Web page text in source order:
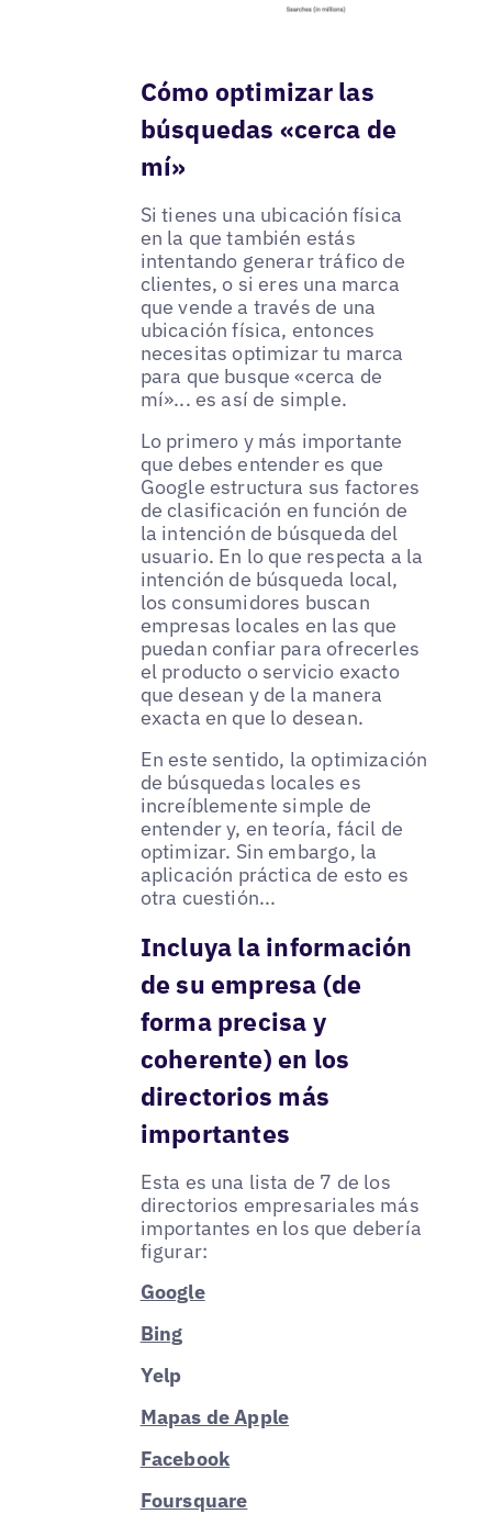
Cómo optimizar las
búsquedas «cerca de
mí»
Si tienes una ubicación física
en la que también estás
intentando generar tráfico de
clientes, o si eres una marca
que vende a través de una
ubicación física, entonces
necesitas optimizar tu marca
para que busque «cerca de
mí»... es así de simple.
Lo primero y más importante
que debes entender es que
Google estructura sus factores
de clasificación en función de
la intención de búsqueda del
usuario. En lo que respecta a la
intención de búsqueda local,
los consumidores buscan
empresas locales en las que
puedan confiar para ofrecerles
el producto o servicio exacto
que desean y de la manera
exacta en que lo desean.
En este sentido, la optimización
de búsquedas locales es
increíblemente simple de
entender y, en teoría, fácil de
optimizar. Sin embargo, la
aplicación práctica de esto es
otra cuestión...
Incluya la información
de su empresa (de
forma precisa y
coherente) en los
directorios más
importantes
Esta es una lista de 7 de los
directorios empresariales más
importantes en los que debería
figurar:
Google
Bing
Yelp
Mapas de Apple
Facebook
Foursquare